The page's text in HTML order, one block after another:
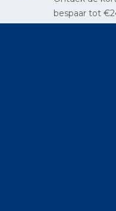
bespaar tot